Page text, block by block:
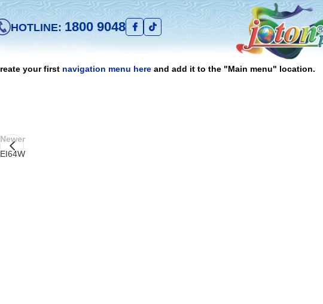
HOTLINE: 1800 9048
your first navigation menu here and add it to the "Main menu" location.
Newer
EI64W